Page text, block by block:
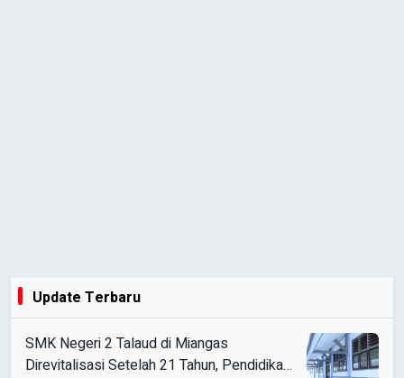
Update Terbaru
SMK Negeri 2 Talaud di Miangas
Direvitalisasi Setelah 21 Tahun, Pendidikan